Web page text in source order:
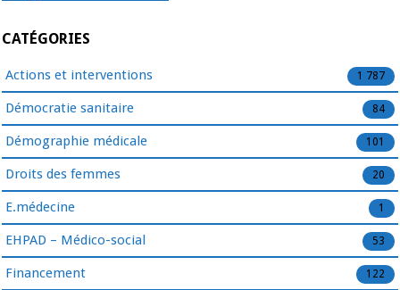
CATÉGORIES
Actions et interventions 1 787
Démocratie sanitaire 84
Démographie médicale 101
Droits des femmes 20
E.médecine 1
EHPAD – Médico-social 53
Financement 122